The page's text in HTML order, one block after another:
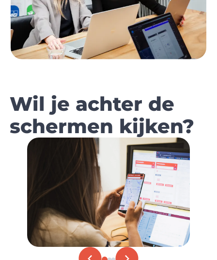
Wil je achter de
schermen kijken?